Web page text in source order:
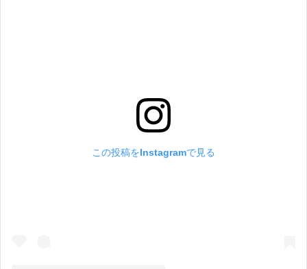
この投稿をInstagramで見る